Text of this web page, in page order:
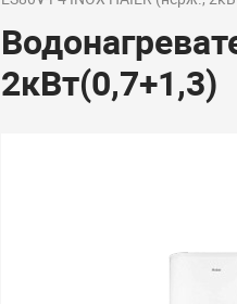
2кВт(0,7+1,3)